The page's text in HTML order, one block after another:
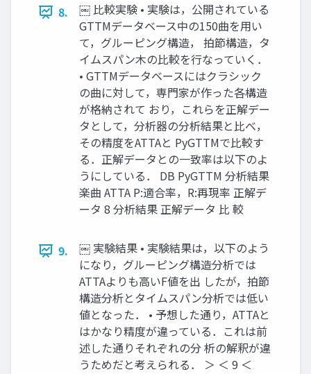
8.
￼ 比較実験 • 実験は，公開されている
GTTMデータベース中の150曲を用い
て，グルーピング構造， 拍節構造，タ
イムスパン木の比較を行なっていく．
• GTTMデータベースにはクラシック
の曲に対して，専門家が作った各構造
が格納されて おり，これらを正解デー
タとして，分析器の分析結果と比べ，
その精度をATTAと PyGTTMで比較す
る．正解データとの一致率は以下のよ
うにしている． DB PyGTTM 分析結果
楽曲 ATTA P:適合率，R:再現率 正解デ
ータ 8 分析結果 正解データ 比 較
9.
￼ 実験結果 • 実験結果は，以下のよう
になり，グルーピング構造分析では
ATTAよりも高いF値を出 したが，拍節
構造分析とタイムスパン分析では低い
値となった． • 予想した通り，ATTAと
はかなり精度が違っている．これは前
述した通りそれぞれの分 析の解釈が違
うためだと考えられる． ＞ ＜ 9 ＜